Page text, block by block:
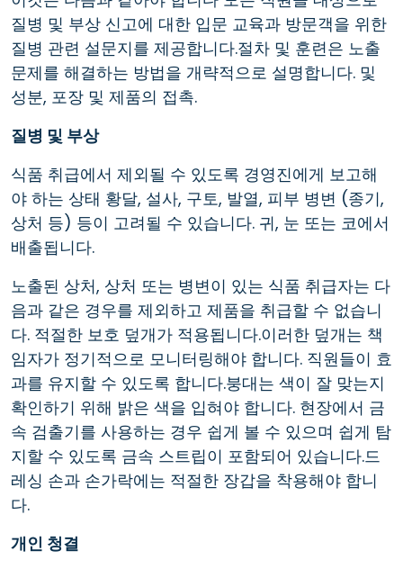
질병 및 부상 신고에 대한 입문 교육과 방문객을 위한
질병 관련 설문지를 제공합니다.절차 및 훈련은 노출
문제를 해결하는 방법을 개략적으로 설명합니다. 및
성분, 포장 및 제품의 접촉.
질병 및 부상
식품 취급에서 제외될 수 있도록 경영진에게 보고해
야 하는 상태 황달, 설사, 구토, 발열, 피부 병변 (종기,
상처 등) 등이 고려될 수 있습니다. 귀, 눈 또는 코에서
배출됩니다.
노출된 상처, 상처 또는 병변이 있는 식품 취급자는 다
음과 같은 경우를 제외하고 제품을 취급할 수 없습니
다. 적절한 보호 덮개가 적용됩니다.이러한 덮개는 책
임자가 정기적으로 모니터링해야 합니다. 직원들이 효
과를 유지할 수 있도록 합니다.붕대는 색이 잘 맞는지
확인하기 위해 밝은 색을 입혀야 합니다. 현장에서 금
속 검출기를 사용하는 경우 쉽게 볼 수 있으며 쉽게 탐
지할 수 있도록 금속 스트립이 포함되어 있습니다.드
레싱 손과 손가락에는 적절한 장갑을 착용해야 합니
다.
개인 청결